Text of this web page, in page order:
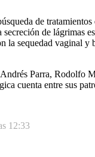
de
de
la sequedad
Parra,
cuenta entre sus
12:33